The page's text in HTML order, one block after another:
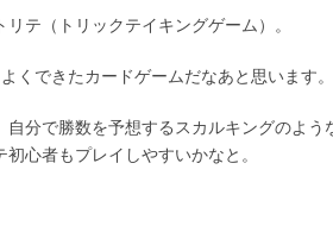
テ（トリックテイキングゲーム）。
くできたカードゲームだなあと思います。
自分で勝数を予想するスカルキングのよう
心者もプレイしやすいかなと。